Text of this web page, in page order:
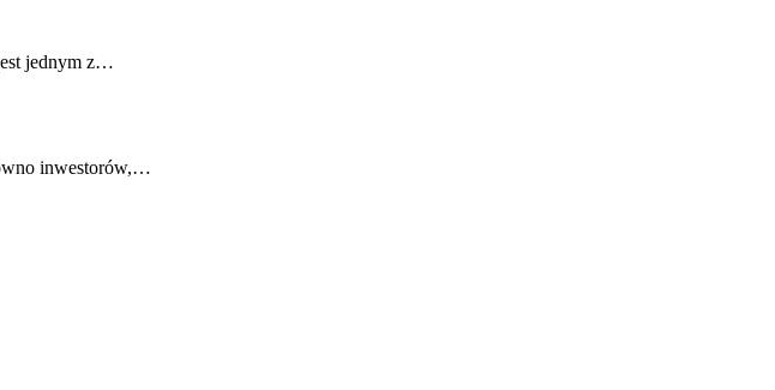
jednym z…
inwestorów,…